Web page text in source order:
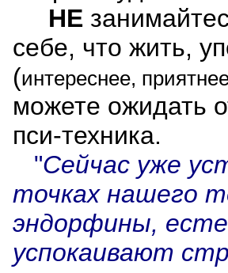
НЕ
себе, что жить,
(интереснее,
можете ожидать
пси-техника.
"Сейчас уже
точках нашего
эндорфины,
успокаивают